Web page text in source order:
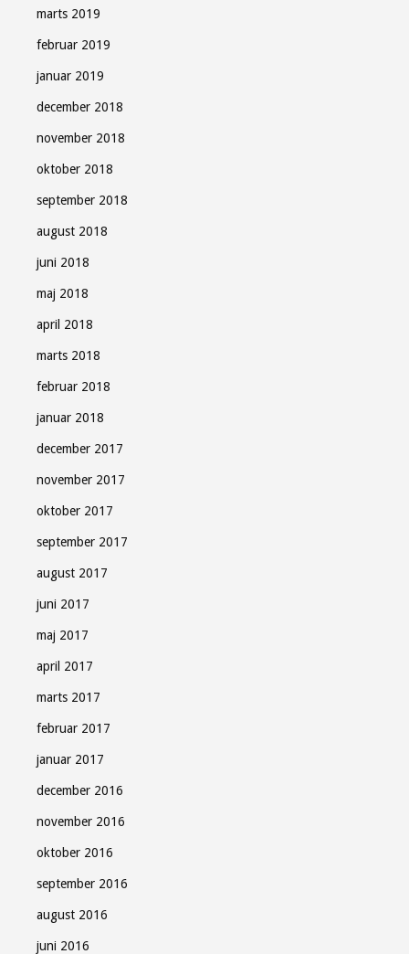
marts 2019
februar 2019
januar 2019
december 2018
november 2018
oktober 2018
september 2018
august 2018
juni 2018
maj 2018
april 2018
marts 2018
februar 2018
januar 2018
december 2017
november 2017
oktober 2017
september 2017
august 2017
juni 2017
maj 2017
april 2017
marts 2017
februar 2017
januar 2017
december 2016
november 2016
oktober 2016
september 2016
august 2016
juni 2016